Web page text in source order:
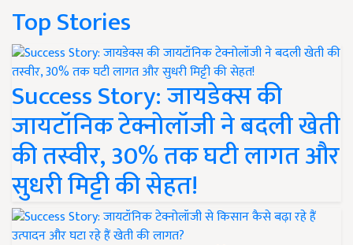
Top Stories
Success Story: जायडेक्स की
जायटॉनिक टेक्नोलॉजी ने बदली खेती
की तस्वीर, 30% तक घटी लागत और
सुधरी मिट्टी की सेहत!